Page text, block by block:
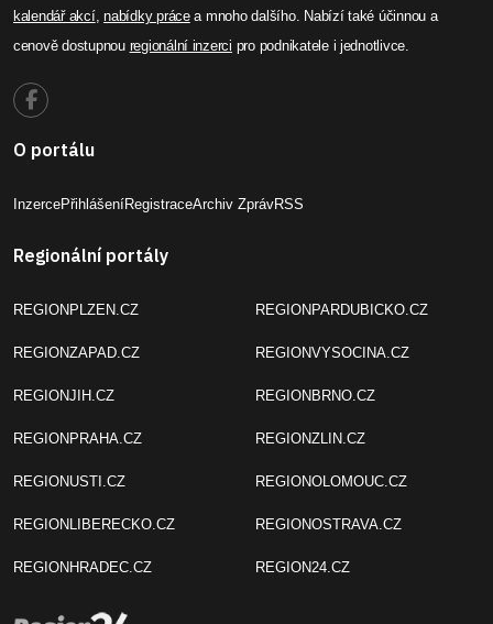
kalendář akcí,nabídky prácea mnoho dalšího. Nabízí také účinnou a
cenově dostupnou regionální inzerci pro podnikatele i jednotlivce.
O portálu
InzercePřihlášeníRegistraceArchiv ZprávRSS
Regionální portály
REGIONPLZEN.CZ
REGIONZAPAD.CZ
REGIONJIH.CZ
REGIONPRAHA.CZ
REGIONUSTI.CZ
REGIONLIBERECKO.CZ
REGIONHRADEC.CZ
REGIONPARDUBICKO.CZ
REGIONVYSOCINA.CZ
REGIONBRNO.CZ
REGIONZLIN.CZ
REGIONOLOMOUC.CZ
REGIONOSTRAVA.CZ
REGION24.CZ